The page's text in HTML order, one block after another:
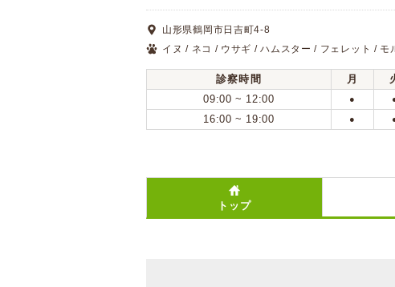
山形県鶴岡市日吉町4-8
イヌ / ネコ / ウサギ / ハムスター / フェレット / モ
診察時間 月
09:00 ~ 12:00
●
16:00 ~ 19:00 ●
トップ